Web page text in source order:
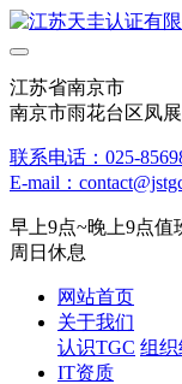
江苏省南京市
南京市雨花台区凤
联系电话：025-
E-mail：
早上9点~晚上9点值
周日休息
网站首页
关于我们
认识TGC 组织
IT资质